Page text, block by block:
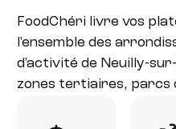
FoodChéri livre vos
l'ensemble des
d'activité de Neuilly-
zones tertiaires, parcs